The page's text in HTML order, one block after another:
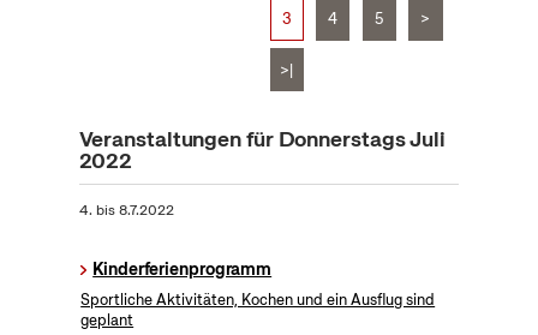
3 4 5 >
>|
Veranstaltungen für Donnerstags Juli
2022
4. bis8.7.2022
Kinderferienprogramm
Sportliche Aktivitäten, Kochen und ein Ausflug sind
geplant